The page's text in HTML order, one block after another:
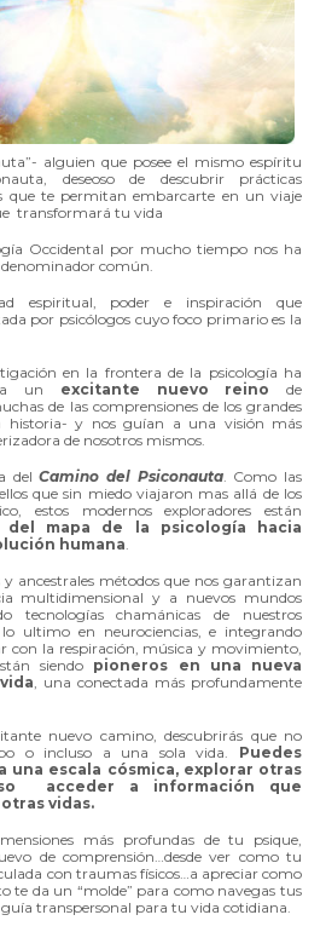
alguien que posee el mismo espíritu
deseoso de descubrir prácticas
que te permitan embarcarte en un viaje
transformará tu vida
Occidental por mucho tiempo nos ha
común.
espiritual, poder e inspiración que
por psicólogos cuyo foco primario es la
en la frontera de la psicología ha
un excitante nuevo reino de
de las comprensiones de los grandes
historia- y nos guían a una visión más
de nosotros mismos.
del Camino del Psiconauta. Como las
que sin miedo viajaron mas allá de los
estos modernos exploradores están
del mapa de la psicología hacia
humana
y ancestrales métodos que nos garantizan
multidimensional y a nuevos mundos
tecnologías chamánicas de nuestros
lo ultimo en neurociencias, e integrando
con la respiración, música y movimiento,
siendo pioneros en una nueva
, una conectada más profundamente
nuevo camino, descubrirás que no
o incluso a una sola vida. Puedes
una escala cósmica, explorar otras
acceder a información que
vidas.
más profundas de tu psique,
de comprensión…desde ver como tu
con traumas físicos…a apreciar como
te da un “molde” para como navegas tus
transpersonal para tu vida cotidiana.